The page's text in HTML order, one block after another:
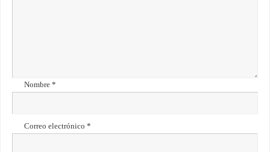
Nombre *
Correo electrónico *